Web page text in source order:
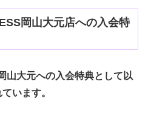
岡山大元店への入会特
山大元への入会特典として以
います。